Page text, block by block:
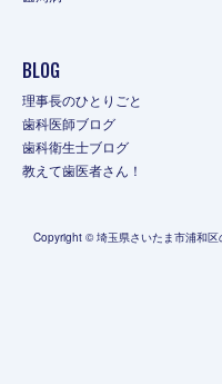
BLOG
理事長のひとりごと
歯科医師ブログ
歯科衛生士ブログ
教えて歯医者さん！
Copyright © 埼玉県さいたま市浦和